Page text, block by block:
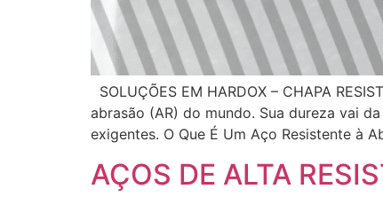
SOLUÇÕES EM HARDOX – CHAPA
abrasão (AR) do mundo. Sua dureza vai
exigentes. O Que É Um Aço Resistente à
AÇOS DE ALTA